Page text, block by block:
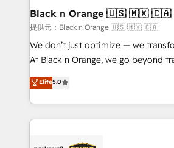
business. If not now, when?
projet HubSpot avec DIGITALISIM : 🧽 Nettoyage,
migration et intégration des bases
Développement des interfaces avec
métiers ⚙️ Configuration de la plateforme HubSpot
Book Process & Guidelines
Formations des utilisateurs
Black n Orange 🇺🇸 🇲🇽 🇨🇦
提供元：Black n Orange 🇺🇸 🇲🇽 🇨🇦
We don’t just optimize — we
At Black n Orange, we go beyond
Marketing with our exclusive
BOOMS and BOOST. Together,
combination that has driven
businesses worldwide. As Elite HubSpot Partners, we
Elite5.0